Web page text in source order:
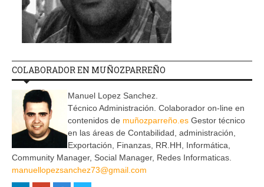
COLABORADOR EN MUÑOZPARREÑO
Manuel Lopez Sanchez.
Técnico Administración. Colaborador on-line en
contenidos de muñozparreño.es Gestor técnico
en las áreas de Contabilidad, administración,
Exportación, Finanzas, RR.HH, Informática,
Community Manager, Social Manager, Redes Informaticas.
manuellopezsanchez73@gmail.com